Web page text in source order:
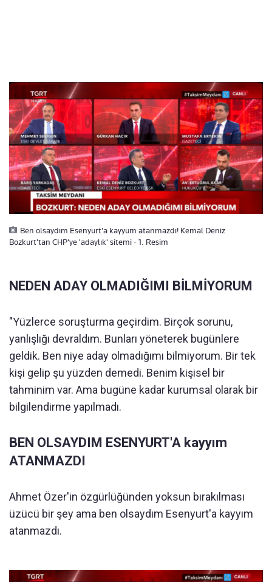
Ben olsaydım Esenyurt'a kayyum atanmazdı! Kemal Deniz
Bozkurt'tan CHP'ye 'adaylık' sitemi - 1. Resim
NEDEN ADAY OLMADIĞIMI BİLMİYORUM
"Yüzlerce soruşturma geçirdim. Birçok sorunu,
yanlışlığı devraldım. Bunları yöneterek bugünlere
geldik. Ben niye aday olmadığımı bilmiyorum. Bir tek
kişi gelip şu yüzden demedi. Benim kişisel bir
tahminim var. Ama bugüne kadar kurumsal olarak bir
bilgilendirme yapılmadı.
BEN OLSAYDIM ESENYURT'A kayyım
ATANMAZDI
Ahmet Özer'in özgürlüğünden yoksun bırakılması
üzücü bir şey ama ben olsaydım Esenyurt'a kayyım
atanmazdı.